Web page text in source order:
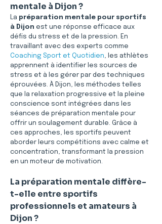
mentale à Dijon ?
La préparation mentale pour sportifs
à Dijon est une réponse efficace aux
défis du stress et de la pression. En
travaillant avec des experts comme
Coaching Sport et Quotidien, les athlètes
apprennent à identifier les sources de
stress et à les gérer par des techniques
éprouvées. À Dijon, les méthodes telles
que la relaxation progressive et la pleine
conscience sont intégrées dans les
séances de préparation mentale pour
offrir un soulagement durable. Grâce à
ces approches, les sportifs peuvent
aborder leurs compétitions avec calme et
concentration, transformant la pression
en un moteur de motivation.
La préparation mentale diffère-
t-elle entre sportifs
professionnels et amateurs à
Dijon ?